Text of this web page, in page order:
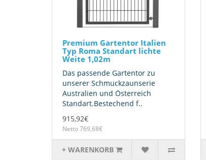
Premium Gartentor Italien
Typ Roma Standart lichte
Weite 1,02m
Das passende Gartentor zu
unserer Schmuckzaunserie
Australien und Österreich
Standart.Bestechend f..
915,92€
Netto 769,68€
+ WARENKORB